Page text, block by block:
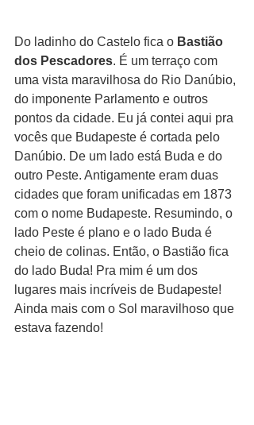
Do ladinho do Castelo fica o Bastião
dos Pescadores. É um terraço com
uma vista maravilhosa do Rio Danúbio,
do imponente Parlamento e outros
pontos da cidade. Eu já contei aqui pra
vocês que Budapeste é cortada pelo
Danúbio. De um lado está Buda e do
outro Peste. Antigamente eram duas
cidades que foram unificadas em 1873
com o nome Budapeste. Resumindo, o
lado Peste é plano e o lado Buda é
cheio de colinas. Então, o Bastião fica
do lado Buda! Pra mim é um dos
lugares mais incríveis de Budapeste!
Ainda mais com o Sol maravilhoso que
estava fazendo!